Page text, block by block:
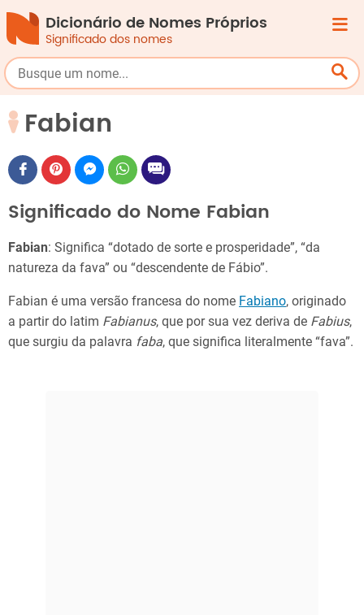
Dicionário de Nomes Próprios
Significado dos nomes
Fabian
Significado do Nome Fabian
Fabian: Significa “dotado de sorte e prosperidade”, “da
natureza da fava” ou “descendente de Fábio”.
Fabian é uma versão francesa do nome Fabiano, originado
a partir do latim Fabianus, que por sua vez deriva de Fabius,
que surgiu da palavra faba, que significa literalmente “fava”.